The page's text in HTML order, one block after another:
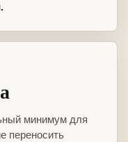
минимум для
переносить